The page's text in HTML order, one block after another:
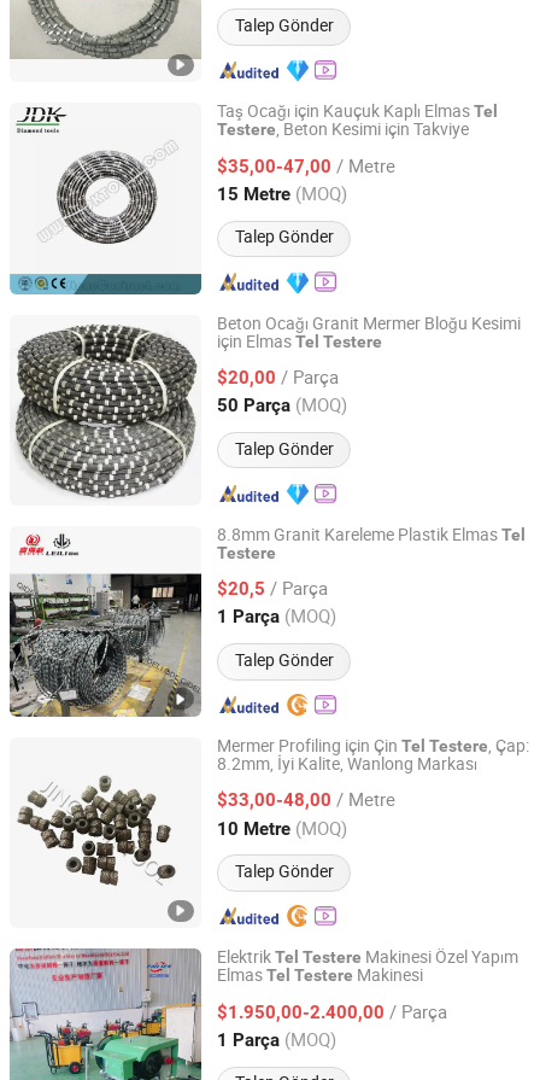
Talep Gönder
Taş Ocağı için Kauçuk Kaplı ElmasTel
Testere, Beton Kesimi için Takviye
$35,00-47,00 / Metre
15 Metre (MOQ)
Talep Gönder
Quanzhou JDK Diamond Tools Co., Ltd.
Fujian, China Fiyat 2006
Beton Ocağı Granit Mermer Bloğu Kesimi
için ElmasTel Testere
$20,00 / Parça
50 Parça (MOQ)
Talep Gönder
Zhenjiang Suran Tools Co., Ltd.
Jiangsu, China Fiyat 2018
8.8mm Granit Kareleme Plastik ElmasTel
Testere
$20,5 / Parça
1 Parça (MOQ)
Talep Gönder
PUTIAN QIDELI ENGINEERING EQUIPMENT CO., LTD.
Fujian, China Fiyat 2023
Mermer Profiling için Çin Tel Testere, Çap:
8.2mm, İyi Kalite, Wanlong Markası
$33,00-48,00 / Metre
10 Metre (MOQ)
Talep Gönder
QUANZHOU JINGSTAR CO., LTD.
Fujian, China Fiyat 2021
ElektrikTel Testere Makinesi Özel Yapım
ElmasTel Testere Makinesi
$1.950,00-2.400,00 / Parça
1 Parça (MOQ)
Shandongpaili En Machinery Manufacturing Co., Ltd.
Shandong, China Fiyat 2024